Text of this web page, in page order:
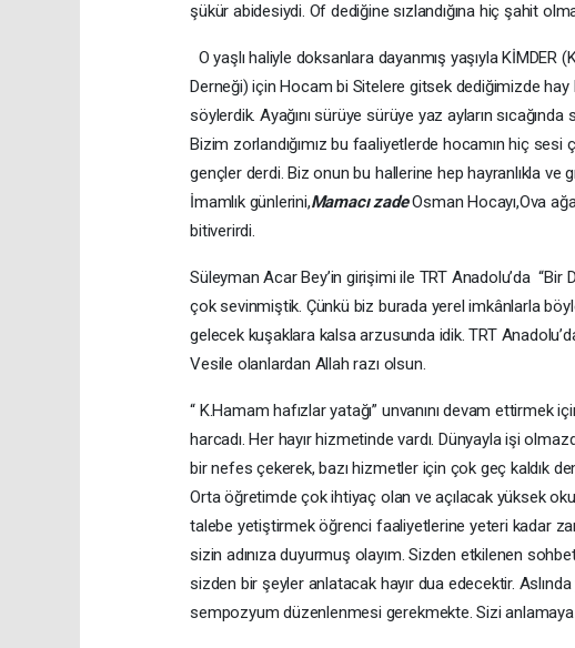
şükür abidesiydi. Of dediğine sızlandığına hiç şahit
O yaşlı haliyle doksanlara dayanmış yaşıyla KİMDER
Derneği) için Hocam bi Sitelere gitsek dediğimizde
söylerdik. Ayağını sürüye sürüye yaz ayların
Bizim zorlandığımız bu faaliyetlerde hocamın hiç
gençler derdi. Biz onun bu hallerine hep hayranlıkla ve
İmamlık günlerini,Mamacı zadeOsman Hocayı,Ova
bitiverirdi.
Süleyman Acar Bey’in girişimi ile TRT Anadolu’da “Bir
çok sevinmiştik. Çünkü biz burada yerel imkânlarla
gelecek kuşaklara kalsa arzusunda idik. TRT
Vesile olanlardan Allah razı olsun.
“ K.Hamam hafızlar yatağı” unvanını devam
harcadı. Her hayır hizmetinde vardı. Dünyayla işi
bir nefes çekerek, bazı hizmetler için çok geç kaldık
Orta öğretimde çok ihtiyaç olan ve açılacak yüksek
talebe yetiştirmek öğrenci faaliyetlerine yeteri kadar
sizin adınıza duyurmuş olayım. Sizden etkilenen
sizden bir şeyler anlatacak hayır dua edecektir.
sempozyum düzenlenmesi gerekmekte. Sizi